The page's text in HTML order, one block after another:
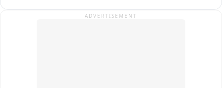
ADVERTISEMENT